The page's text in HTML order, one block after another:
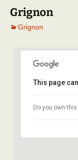
Grignon
Grignon
Grignon
Avenue
This page
Do you own